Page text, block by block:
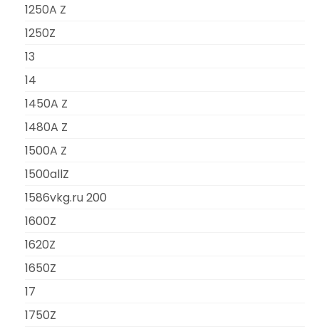
1250A Z
1250Z
13
14
1450A Z
1480A Z
1500A Z
1500allZ
1586vkg.ru 200
1600Z
1620Z
1650Z
17
1750Z